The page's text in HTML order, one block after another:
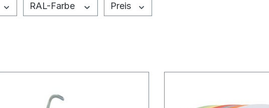
RAL-Farbe Preis